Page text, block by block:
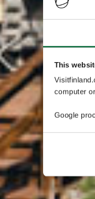
This
computer
Google